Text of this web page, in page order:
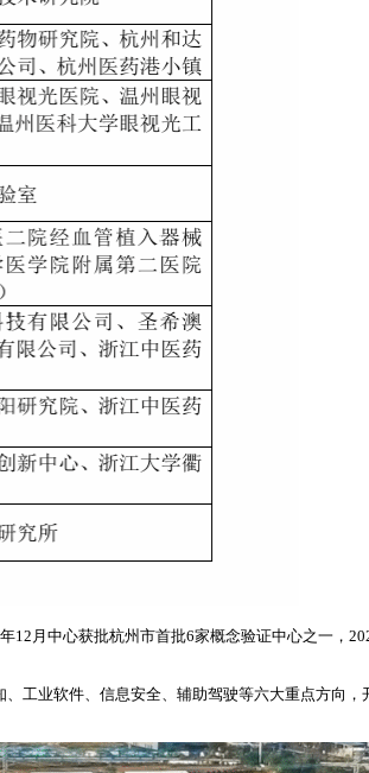
月中心获批杭州市首批6家概念验证中心之一，
工业软件、信息安全、辅助驾驶等六大重点方向